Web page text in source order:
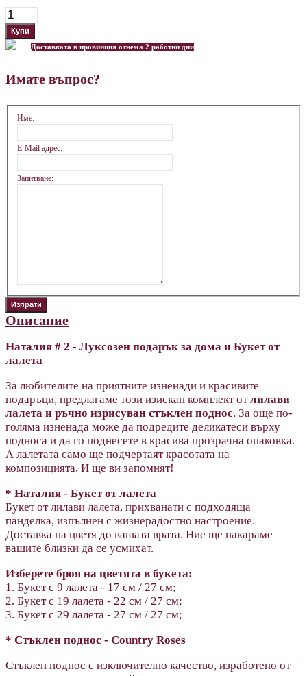
Доставката в провинция отнема 2 работни дни
Имате въпрос?
Име:
E-Mail адрес:
Запитване:
Описание
Наталия # 2 - Луксозен подарък за дома и Букет от
лалета
За любителите на приятните изненади и красивите
подаръци, предлагаме този изискан комплект отлилави
лалета и ръчно изрисуван стъклен поднос. За още по-
голяма изненада може да подредите деликатеси върху
подноса и да го поднесете в красива прозрачна опаковка.
А лалетата само ще подчертаят красотата на
композицията. И ще ви запомнят!
* Наталия - Букет от лалета
Букет от лилави лалета, прихванати с подходяща
панделка, изпълнен с жизнерадостно настроение.
Доставка на цветя до вашата врата. Ние ще накараме
вашите близки да се усмихат.
Изберете броя на цветята в букета:
1. Букет с 9 лалета - 17 см / 27 см;
2. Букет с 19 лалета - 22 см / 27 см;
3. Букет с 29 лалета - 27 см / 27 см;
* Стъклен поднос - Country Roses
Стъклен поднос с изключително качество, изработено от